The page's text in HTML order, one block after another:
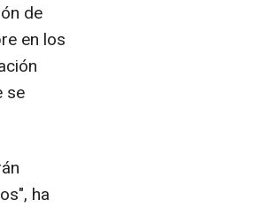
de
en los
se
ha